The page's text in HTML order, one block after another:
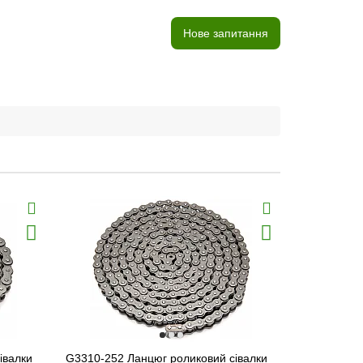
Нове запитання
G3310-252 Ланцюг роликовий сівалки